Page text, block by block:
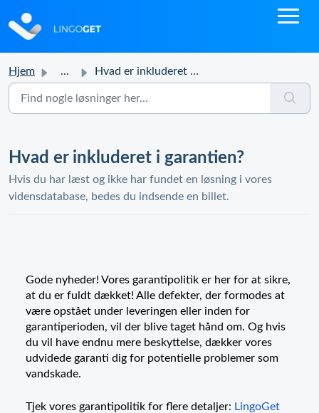
Hjem ... Hvad er inkluderet i garantien?
Hvad er inkluderet i garantien?
Hvis du har læst og ikke har fundet en løsning i vores
vidensdatabase, bedes du indsende en billet.
Gode nyheder! Vores garantipolitik er her for at sikre,
at du er fuldt dækket! Alle defekter, der formodes at
være opstået under leveringen eller inden for
garantiperioden, vil der blive taget hånd om. Og hvis
du vil have endnu mere beskyttelse, dækker vores
udvidede garanti dig for potentielle problemer som
vandskade.
Tjek vores garantipolitik for flere detaljer: LingoGet